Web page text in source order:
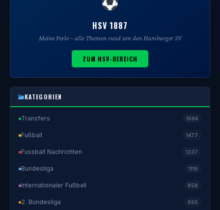
HSV 1887
Meine Perle – alle Themen rund um den Hamburger SV
ZUM HSV-BEREICH
KATEGORIEN
Transfers 1694
Fußball 1477
Fussball Nachrichten 1237
Bundesliga 1119
Internationaler Fußball 858
2. Bundesliga 655